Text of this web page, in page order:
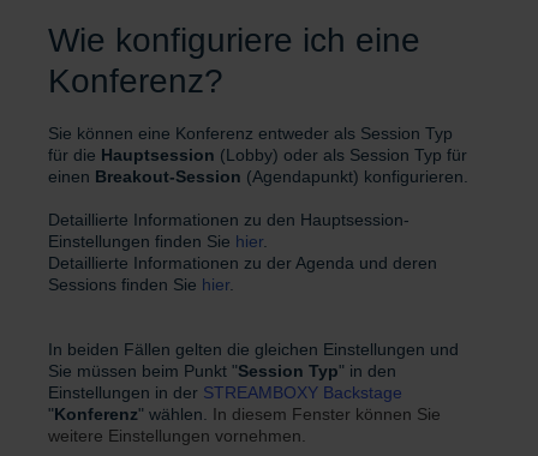
Wie konfiguriere ich eine
Konferenz?
Sie können eine Konferenz entweder als Session Typ
für die Hauptsession (Lobby) oder als Session Typ für
einen Breakout-Session (Agendapunkt) konfigurieren.
Detaillierte Informationen zu den Hauptsession-
Einstellungen finden Sie hier
Detaillierte Informationen zu der Agenda und deren
Sessions finden Sie hier
In beiden Fällen gelten die gleichen Einstellungen und
Sie müssen beim Punkt "Session Typ" in den
Einstellungen in der STREAMBOXY Backstage
"Konferenz" wählen. In diesem Fenster können Sie
weitere Einstellungen vornehmen.